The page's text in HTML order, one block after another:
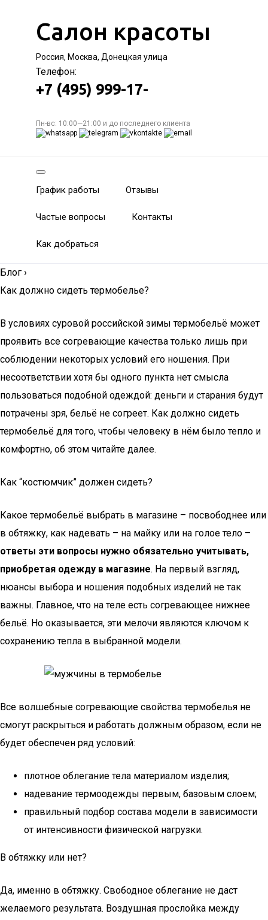
Салон красоты
Россия, Москва, Донецкая улица
Телефон:
+7 (495) 999-17-
Пн-вс: 10:00—21:00 и до последнего клиента
График работы Отзывы
Частые вопросы Контакты
Как добраться
Блог ›
Как должно сидеть термобелье?
В условиях суровой российской зимы термобельё может
проявить все согревающие качества только лишь при
соблюдении некоторых условий его ношения. При
несоответствии хотя бы одного пункта нет смысла
пользоваться подобной одеждой: деньги и старания будут
потрачены зря, бельё не согреет. Как должно сидеть
термобельё для того, чтобы человеку в нём было тепло и
комфортно, об этом читайте далее.
Как “костюмчик” должен сидеть?
Какое термобельё выбрать в магазине – посвободнее или
в обтяжку, как надевать – на майку или на голое тело –
ответы эти вопросы нужно обязательно учитывать,
приобретая одежду в магазине. На первый взгляд,
нюансы выбора и ношения подобных изделий не так
важны. Главное, что на теле есть согревающее нижнее
бельё. Но оказывается, эти мелочи являются ключом к
сохранению тепла в выбранной модели.
Все волшебные согревающие свойства термобелья не
смогут раскрыться и работать должным образом, если не
будет обеспечен ряд условий:
плотное облегание тела материалом изделия;
надевание термоодежды первым, базовым слоем;
правильный подбор состава модели в зависимости
от интенсивности физической нагрузки.
В обтяжку или нет?
Да, именно в обтяжку. Свободное облегание не даст
желаемого результата. Воздушная прослойка между